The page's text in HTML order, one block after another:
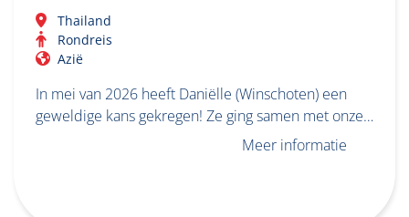
Thailand
Rondreis
Azië
In mei van 2026 heeft Daniëlle (Winschoten) een
geweldige kans gekregen! Ze ging samen met onze…
Meer informatie